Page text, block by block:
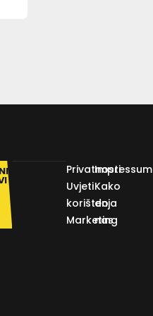
Privatnosti
Uvjeti
korištenja
Marketing
Impressum
Kako
do
nas